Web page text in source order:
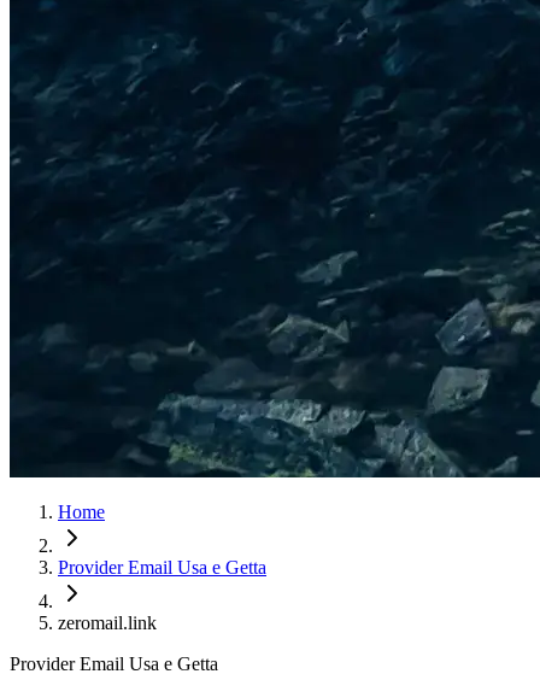
Home
Provider Email Usa e Getta
zeromail.link
Provider Email Usa e Getta